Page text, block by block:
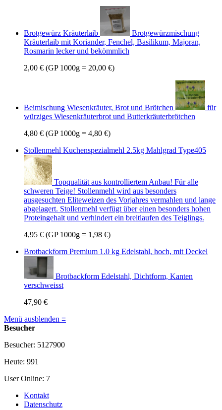
Brotgewürz Kräuterlaib
Brotgewürzmischung
Kräuterlaib mit Koriander, Fenchel, Basilikum, Majoran,
Rosmarin lecker und bekömmlich
2,00 € (GP 1000g = 20,00 €)
Beimischung Wiesenkräuter, Brot und Brötchen
für
würziges Wiesenkräuterbrot und Butterkräuterbrötchen
4,80 € (GP 1000g = 4,80 €)
Stollenmehl Kuchenspezialmehl 2.5kg Mahlgrad Type405
Topqualität aus kontrolliertem Anbau! Für alle
schweren Teige! Stollenmehl wird aus besonders
ausgesuchten Eliteweizen des Vorjahres vermahlen und lange
abgelagert. Stollenmehl verfügt über einen besonders hohen
Proteingehalt und verhindert ein breitlaufen des Teiglings.
4,95 € (GP 1000g = 1,98 €)
Brotbackform Premium 1.0 kg Edelstahl, hoch, mit Deckel
Brotbackform Edelstahl, Dichtform, Kanten
verschweisst
47,90 €
Menü ausblenden ≡
Besucher
Besucher: 5127900
Heute: 991
User Online: 7
Kontakt
Datenschutz